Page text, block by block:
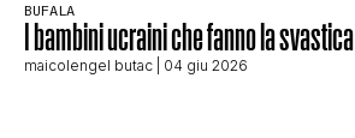
BUFALA
I bambini ucraini che fanno la svastica
maicolengel butac | 04 giu 2026